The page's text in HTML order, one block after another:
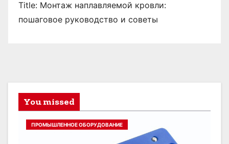
Title: Монтаж наплавляемой кровли:
пошаговое руководство и советы
You missed
ПРОМЫШЛЕННОЕ ОБОРУДОВАНИЕ